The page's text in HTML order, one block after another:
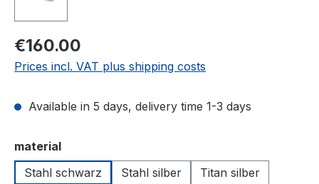
Regular price:
€160.00
Prices incl. VAT plus shipping costs
Available in 5 days, delivery time 1-3 days
Select
material
Stahl schwarz
Stahl silber Titan silber